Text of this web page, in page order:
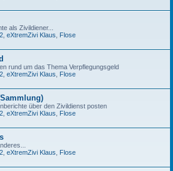
als Zivildiener...
eXtremZivi Klaus
Flose
rund um das Thema Verpflegungsgeld
eXtremZivi Klaus
Flose
über den Zivildienst posten
eXtremZivi Klaus
Flose
eXtremZivi Klaus
Flose